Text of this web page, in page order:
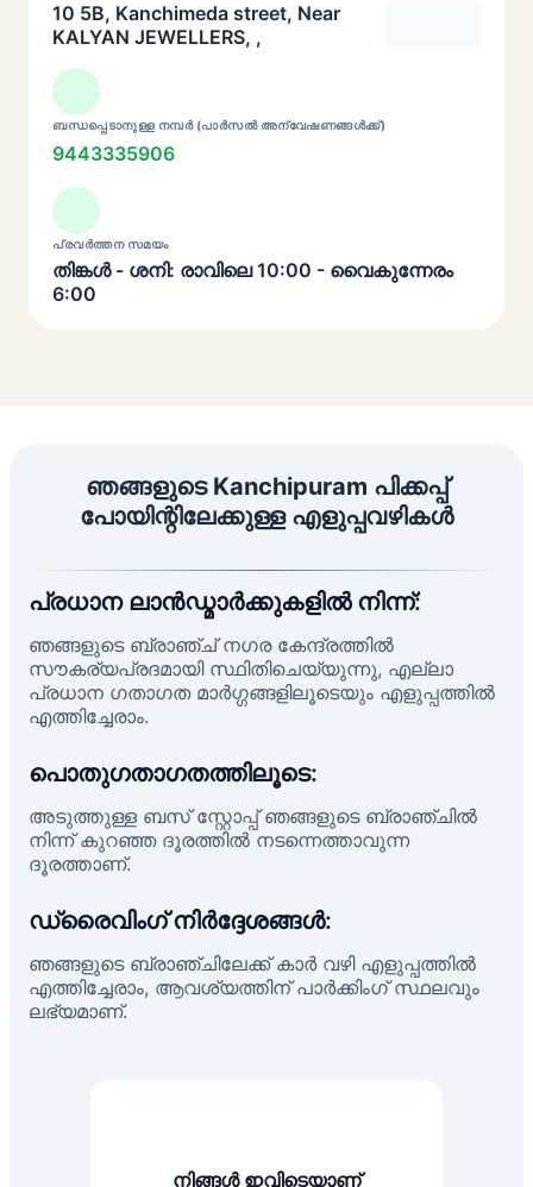
10 5B, Kanchimeda street, Near
KALYAN JEWELLERS, ,
ബന്ധപ്പെടാനുള്ള നമ്പർ (പാർസൽ അന്വേഷണങ്ങൾക്ക്)
9443335906
പ്രവർത്തന സമയം
തിങ്കൾ - ശനി: രാവിലെ 10:00 - വൈകുന്നേരം
6:00
ഞങ്ങളുടെ Kanchipuram പിക്കപ്പ്
പോയിന്റിലേക്കുള്ള എളുപ്പവഴികൾ
പ്രധാന ലാൻഡ്മാർക്കുകളിൽ നിന്ന്:
ഞങ്ങളുടെ ബ്രാഞ്ച് നഗര കേന്ദ്രത്തിൽ
സൗകര്യപ്രദമായി സ്ഥിതിചെയ്യുന്നു, എല്ലാ
പ്രധാന ഗതാഗത മാർഗ്ഗങ്ങളിലൂടെയും എളുപ്പത്തിൽ
എത്തിച്ചേരാം.
പൊതുഗതാഗതത്തിലൂടെ:
അടുത്തുള്ള ബസ് സ്റ്റോപ്പ് ഞങ്ങളുടെ ബ്രാഞ്ചിൽ
നിന്ന് കുറഞ്ഞ ദൂരത്തിൽ നടന്നെത്താവുന്ന
ദൂരത്താണ്.
ഡ്രൈവിംഗ് നിർദ്ദേശങ്ങൾ:
ഞങ്ങളുടെ ബ്രാഞ്ചിലേക്ക് കാർ വഴി എളുപ്പത്തിൽ
എത്തിച്ചേരാം, ആവശ്യത്തിന് പാർക്കിംഗ് സ്ഥലവും
ലഭ്യമാണ്.
നിങ്ങൾ ഇവിടെയാണ്